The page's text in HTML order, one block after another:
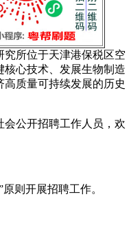
所位于天津港保税区空
心技术、发展生物制造
质量可持续发展的历史
公开招聘工作人员，欢
则开展招聘工作。